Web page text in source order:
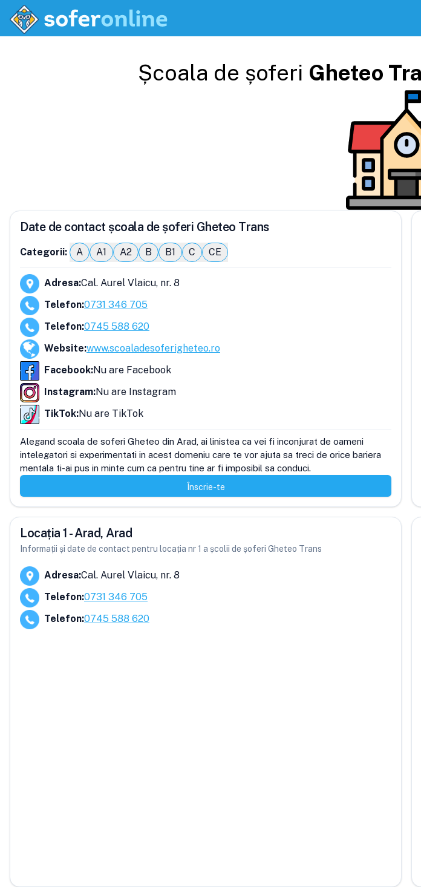
Școala de șoferi Gheteo
Date de contact școala de șoferi Gheteo Trans
Categorii: A A1 A2 B B1 C CE
Adresa:Cal. Aurel Vlaicu, nr. 8
Telefon:0731 346 705
Telefon:0745 588 620
Website:www.scoaladesoferigheteo.ro
Facebook:Nu are Facebook
Instagram:Nu are Instagram
TikTok:Nu are TikTok
Alegand scoala de soferi Gheteo din Arad, ai linistea ca vei fi inconjurat de oameni
intelegatori si experimentati in acest domeniu care te vor ajuta sa treci de orice bariera
mentala ti-ai pus in minte cum ca pentru tine ar fi imposibil sa conduci.
Înscrie-te
Locația 1 - Arad, Arad
Informații și date de contact pentru locația nr 1 a școlii de șoferi Gheteo Trans
Adresa:Cal. Aurel Vlaicu, nr. 8
Telefon:0731 346 705
Telefon:0745 588 620